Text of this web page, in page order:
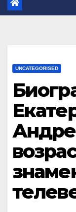
UNCATEGORISED